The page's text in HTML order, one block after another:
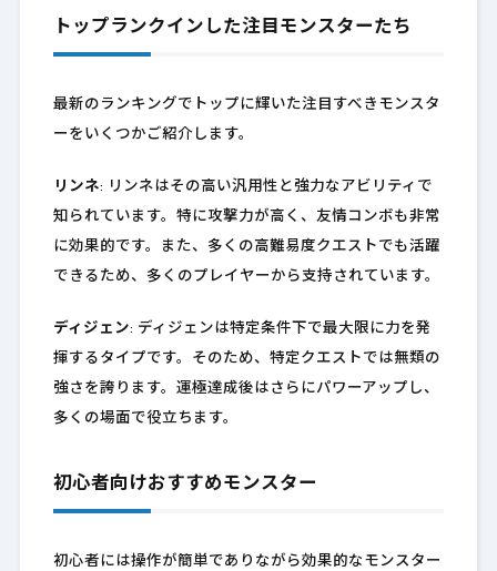
トップランクインした注目モンスターたち
最新のランキングでトップに輝いた注目すべきモンスタ
ーをいくつかご紹介します。
リンネ: リンネはその高い汎用性と強力なアビリティで
知られています。特に攻撃力が高く、友情コンボも非常
に効果的です。また、多くの高難易度クエストでも活躍
できるため、多くのプレイヤーから支持されています。
ディジェン: ディジェンは特定条件下で最大限に力を発
揮するタイプです。そのため、特定クエストでは無類の
強さを誇ります。運極達成後はさらにパワーアップし、
多くの場面で役立ちます。
初心者向けおすすめモンスター
初心者には操作が簡単でありながら効果的なモンスター